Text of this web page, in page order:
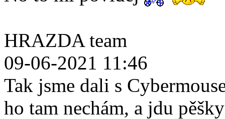
HRAZDA team
09-06-2021 11:46
Tak jsme dali s
ho tam nechám, a jdu